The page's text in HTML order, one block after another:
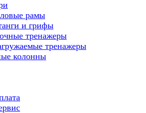
рамы
и грифы
тренажеры
тренажеры
колонны